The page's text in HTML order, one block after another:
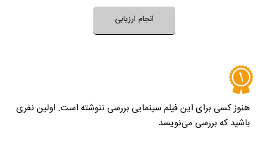
نظر خود را ثبت کنید
انجام ارزیابی
هنوز کسی برای این فیلم سینمایی بررسی ننوشته است. اولین نفری
باشید که بررسی می‌نویسد